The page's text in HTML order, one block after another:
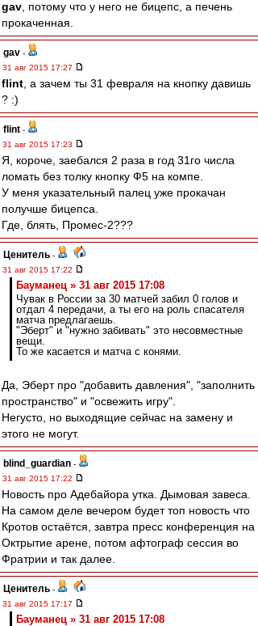
gav , потому что у него не бицепс, а печень
прокаченная.
gav -
31 авг 2015 17:27
flint , а зачем ты 31 февраля на кнопку давишь
? :)
flint -
31 авг 2015 17:23
Я, короче, заебался 2 раза в год 31го числа
ломать без толку кнопку Ф5 на компе.
У меня указательный палец уже прокачан
получше бицепса.
Где, блять, Промес-2???
Ценитель -
31 авг 2015 17:22
Бауманец » 31 авг 2015 17:08
Чувак в России за 30 матчей забил 0 голов и
отдал 4 передачи, а ты его на роль спасателя
матча предлагаешь.
"Эберт" и "нужно забивать" это несовместные
вещи.
То же касается и матча с конями.
Да, Эберт про "добавить давления", "заполнить
пространство" и "освежить игру".
Негусто, но выходящие сейчас на замену и
этого не могут.
blind_guardian -
31 авг 2015 17:22
Новость про Адебайора утка. Дымовая завеса.
На самом деле вечером будет топ новость что
Кротов остаётся, завтра пресс конференция на
Октрытие арене, потом афтограф сессия во
Фратрии и так далее.
Ценитель -
31 авг 2015 17:17
Бауманец » 31 авг 2015 17:08